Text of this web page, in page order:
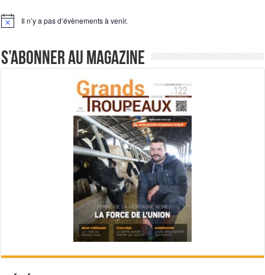
Notice Il n’y a pas d’évènements à venir.
S’abonner au magazine